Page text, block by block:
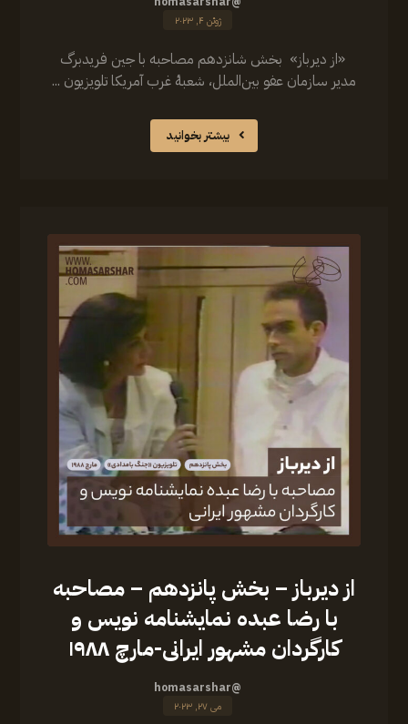
ژوئن ۴, ۲۰۲۳
‎ «از دیرباز» ‎ بخش شانزدهم مصاحبه با جین فریدبرگ
مدیر سازمان عفو بین‌الملل، شعبهٔ غرب آمریکا تلویزیون ...
بیشتر بخوانید
از دیرباز – بخش پانزدهم – مصاحبه
با رضا عبده نمایشنامه نویس و‌
کارگردان مشهور ایرانی-مارچ ۱۹۸۸
@homasarshar
می ۲۷, ۲۰۲۳